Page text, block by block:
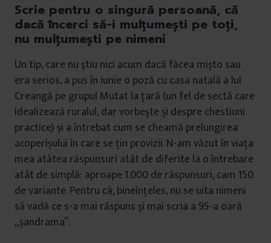
Scrie pentru o singură persoană, că
dacă încerci să-i mulțumești pe toți,
nu mulțumești pe nimeni
Un tip, care nu știu nici acum dacă făcea mișto sau
era serios, a pus în iunie o poză cu casa natală a lui
Creangă pe grupul Mutat la țară (un fel de sectă care
idealizează ruralul, dar vorbește și despre chestiuni
practice) și a întrebat cum se cheamă prelungirea
acoperișului în care se țin provizii. N-am văzut în viața
mea atâtea răspunsuri atât de diferite la o întrebare
atât de simplă: aproape 1.000 de răspunsuri, cam 150
de variante. Pentru că, bineînțeles, nu se uita nimeni
să vadă ce s-a mai răspuns și mai scria a 95-a oară
„șandrama”.